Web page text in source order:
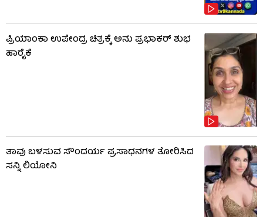
ಪ್ರಿಯಾಂಕಾ ಉಪೇಂದ್ರ ಚಿತ್ರಕ್ಕೆ ಅನು ಪ್ರಭಾಕರ್ ಶುಭ
ಹಾರೈಕೆ
ತಾವು ಬಳಸುವ ಸೌಂದರ್ಯ ಪ್ರಸಾಧನಗಳ ತೋರಿಸಿದ
ಸನ್ನಿ ಲಿಯೋನಿ